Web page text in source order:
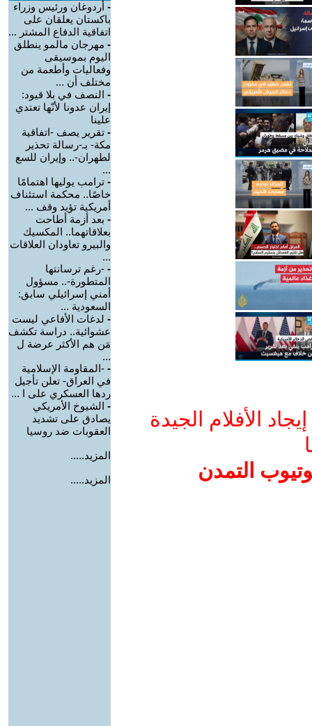
الأفلام الجيدة
التمدن
- أردوغان ورئيس وزراء
باكستان يعلقان على
اتفاقية الدفاع المشتر ...
- مهرجان مالمو ينطلق
اليوم بموسيقى
وفعاليات وأطعمة من
مختلف أن ...
- النصف في بلا قيود:
إيران عدونا لأنّها تعتدي
علينا
- تقرير يصف -اتفاقية
مكة- بـ-رسالة تحذير
لطهران-.. وإيران للسع
...
- ترامب يوليها اهتمامًا
خاصًا.. محكمة استئناف
أمريكية تؤيد وقف ...
- بعد أزمة أطاحت
بعلاقاتهما.. المكسيك
والبيرو تعاودان العلاقات
...
- -رغم ترسانتها
المتطورة-.. مسؤول
أمني إسرائيلي سابق:
السعودية ...
- لدغات الأفاعي ليست
عشوائية.. دراسة تكشف
مَن هم الأكثر عرضة ل
...
- -المقاومة الإسلامية
في العراق- تعلن تأجيل
ردها العسكري على ا ...
- الشيوخ الأمريكي
يصادق على تشديد
العقوبات ضد روسيا
المزيد.....
المزيد.....